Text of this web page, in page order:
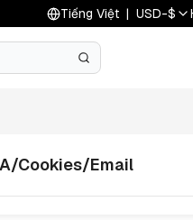
Tiếng Việt | USD-$
Cookies/Email